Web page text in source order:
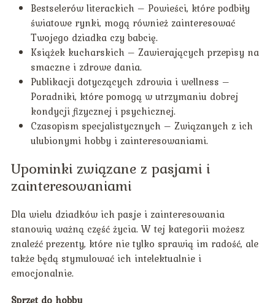
Bestselerów literackich – Powieści, które podbiły
światowe rynki, mogą również zainteresować
Twojego dziadka czy babcię.
Książek kucharskich – Zawierających przepisy na
smaczne i zdrowe dania.
Publikacji dotyczących zdrowia i wellness –
Poradniki, które pomogą w utrzymaniu dobrej
kondycji fizycznej i psychicznej.
Czasopism specjalistycznych – Związanych z ich
ulubionymi hobby i zainteresowaniami.
Upominki związane z pasjami i
zainteresowaniami
Dla wielu dziadków ich pasje i zainteresowania
stanowią ważną część życia. W tej kategorii możesz
znaleźć prezenty, które nie tylko sprawią im radość, ale
także będą stymulować ich intelektualnie i
emocjonalnie.